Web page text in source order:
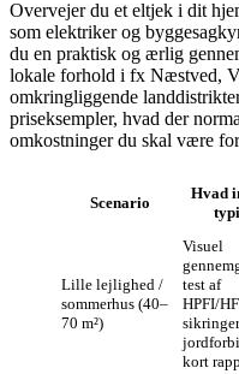
Overvejer du et eltjek i dit
som elektriker og
du en praktisk og ærlig
lokale forhold i fx Næstved,
omkringliggende
priseksempler, hvad der
omkostninger du skal være
Scenario
Hvad
Lille lejlighed /
sommerhus (40–
70 m²)
Visuel
test af
HPFI/
kort